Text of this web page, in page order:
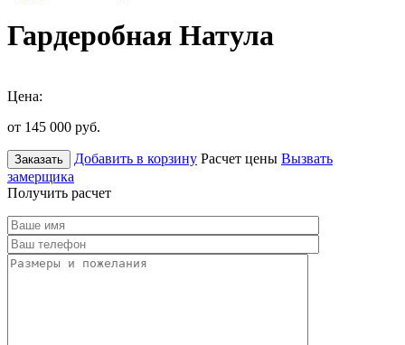
Гардеробная Натула
Цена:
от 145 000 руб.
Заказать Добавить в корзину Расчет цены Вызвать
замерщика
Получить расчет